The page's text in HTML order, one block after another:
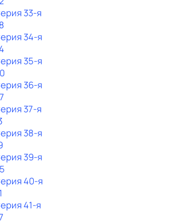
33-я
34-я
35-я
36-я
37-я
38-я
39-я
40-я
41-я